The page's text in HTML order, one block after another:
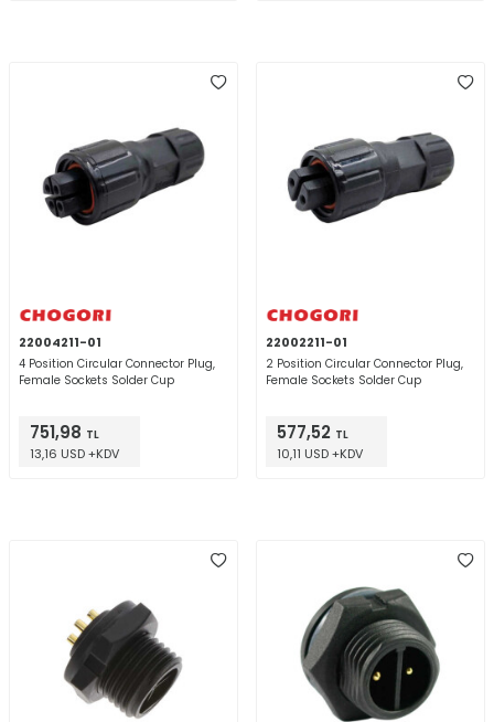
22004211-01
4 Position Circular Connector Plug,
Female Sockets Solder Cup
751,98 TL
13,16 USD +KDV
22002211-01
2 Position Circular Connector Plug,
Female Sockets Solder Cup
577,52 TL
10,11 USD +KDV